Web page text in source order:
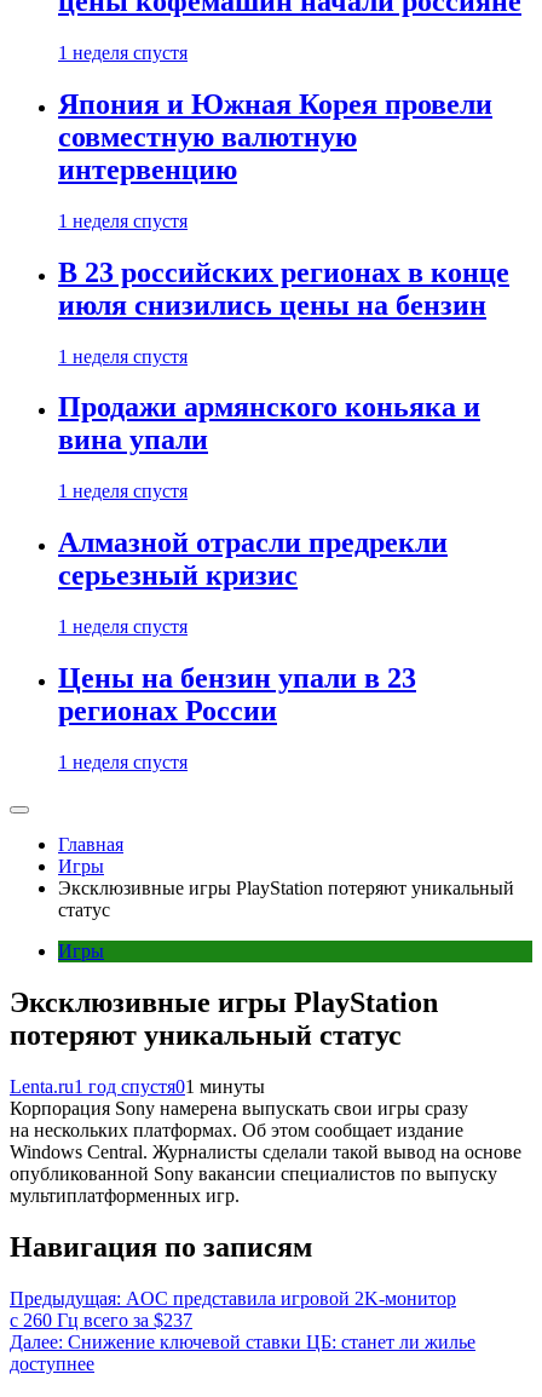
1 неделя спустя
Япония и Южная Корея провели
совместную валютную
интервенцию
1 неделя спустя
В 23 российских регионах в конце
июля снизились цены на бензин
1 неделя спустя
Продажи армянского коньяка и
вина упали
1 неделя спустя
Алмазной отрасли предрекли
серьезный кризис
1 неделя спустя
Цены на бензин упали в 23
регионах России
1 неделя спустя
Главная
Игры
Эксклюзивные игры PlayStation потеряют уникальный
статус
Игры
Эксклюзивные игры PlayStation
потеряют уникальный статус
Lenta.ru1 год спустя01 минуты
Корпорация Sony намерена выпускать свои игры сразу
на нескольких платформах. Об этом сообщает издание
Windows Central. Журналисты сделали такой вывод на основе
опубликованной Sony вакансии специалистов по выпуску
мультиплатформенных игр.
Навигация по записям
Предыдущая: AOC представила игровой 2K-монитор
с 260 Гц всего за $237
Далее: Снижение ключевой ставки ЦБ: станет ли жилье
доступнее